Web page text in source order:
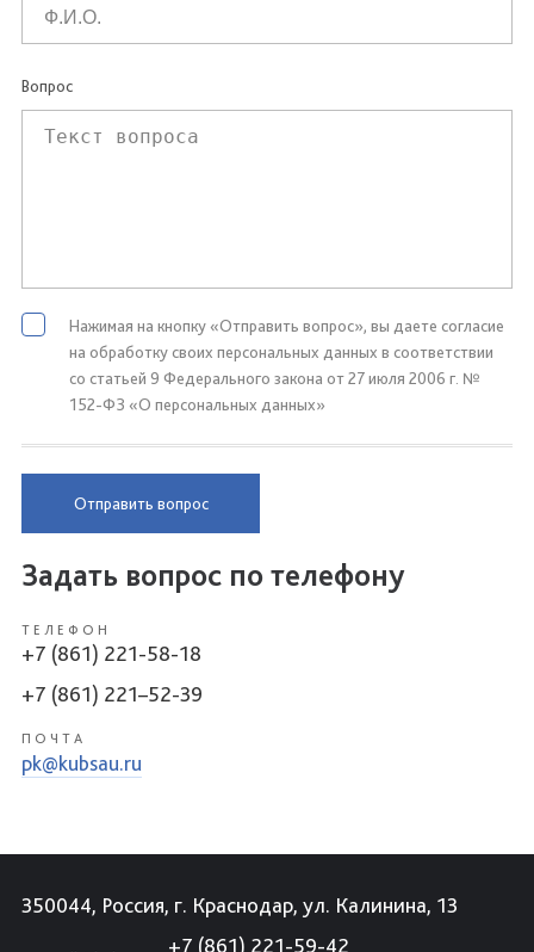
Вопрос
Нажимая на кнопку «Отправить вопрос», вы даете согласие
на обработку своих персональных данных в соответствии
со статьей 9 Федерального закона от 27 июля 2006 г. №
152-ФЗ «О персональных данных»
Отправить вопрос
Задать вопрос по телефону
ТЕЛЕФОН
+7 (861) 221-58-18
+7 (861) 221–52-39
ПОЧТА
pk@kubsau.ru
350044, Россия, г. Краснодар, ул. Калинина, 13
+7 (861) 221-59-42